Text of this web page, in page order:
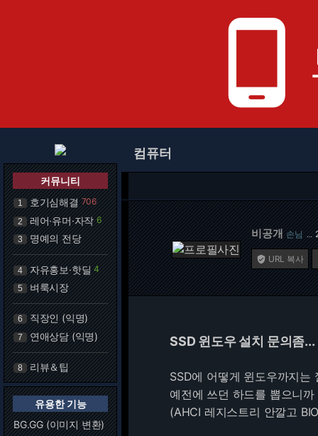
phone_android
커뮤니티
1 호기심해결 706
2 레어·유머·자작 6
3 명예의 전당
4 자유홍보·핫딜 4
5 벼룩시장
6 직장인 (익명)
7 연애상담 (익명)
8 리뷰＆팁
유용한 기능
BG.GG (이미지 변환)
컴퓨터
비공개 손님 …
 URL 복사
SSD 윈도우 설치 문의좀...
SSD에 어떻게 윈도우까지는
예전에 쓰던 하드를 뽑으니까
(AHCI 레지스트리 안깔고